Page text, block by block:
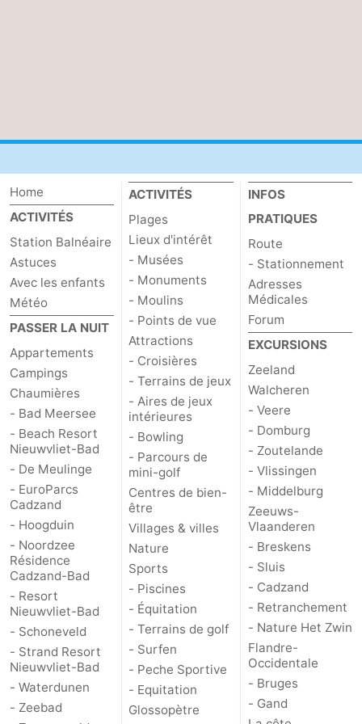
Middelburg
Zeeuws-
Vlaanderen
-
Breskens
-
Sluis
-
Cadzand
-
Retranchement
-
Nature
Het
Zwin
Flandre-
Occidentale
-
Bruges
Gand
La
côte
-
Knokke-
Heist
Zeebrugge
-
Blankenberge
-
Wenduine
Météo
Contact
Home
ACTIVITÉS
Station Balnéaire
Astuces
Avec les enfants
Météo
PASSER LA NUIT
Appartements
Campings
Chaumières
- Bad Meersee
- Beach Resort
Nieuwvliet-Bad
- De Meulinge
- EuroParcs
Cadzand
- Hoogduin
- Noordzee
Résidence
Cadzand-Bad
- Resort
Nieuwvliet-Bad
- Schoneveld
- Strand Resort
Nieuwvliet-Bad
- Waterdunen
- Zeebad
ACTIVITÉS
Plages
Lieux d'intérêt
- Musées
- Monuments
- Moulins
- Points de vue
Attractions
- Croisières
- Terrains de jeux
- Aires de jeux
intérieures
- Bowling
- Parcours de
mini-golf
Centres de bien-
être
Villages & villes
Nature
Sports
- Piscines
- Équitation
- Terrains de golf
- Surfen
- Peche Sportive
- Equitation
Glossopètre
INFOS
PRATIQUES
Route
- Stationnement
Adresses
Médicales
Forum
EXCURSIONS
Zeeland
Walcheren
- Veere
- Domburg
- Zoutelande
- Vlissingen
- Middelburg
Zeeuws-
Vlaanderen
- Breskens
- Sluis
- Cadzand
- Retranchement
- Nature Het Zwin
Flandre-
Occidentale
- Bruges
- Gand